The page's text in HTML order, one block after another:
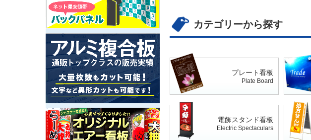
カテゴリーから探す
プレート看板
Plate Board
電飾スタンド看板
Electric Spectaculars